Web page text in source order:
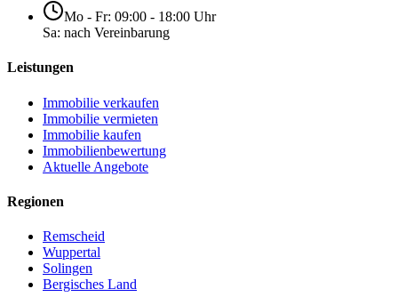
Mo - Fr: 09:00 - 18:00 Uhr
Sa: nach Vereinbarung
Leistungen
Immobilie verkaufen
Immobilie vermieten
Immobilie kaufen
Immobilienbewertung
Aktuelle Angebote
Regionen
Remscheid
Wuppertal
Solingen
Bergisches Land